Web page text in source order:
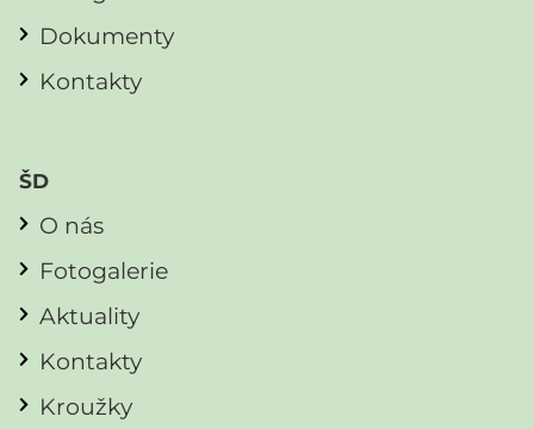
Dokumenty
Kontakty
ŠD
O nás
Fotogalerie
Aktuality
Kontakty
Kroužky